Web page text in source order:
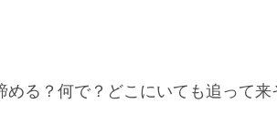
る？何で？どこにいても追って来